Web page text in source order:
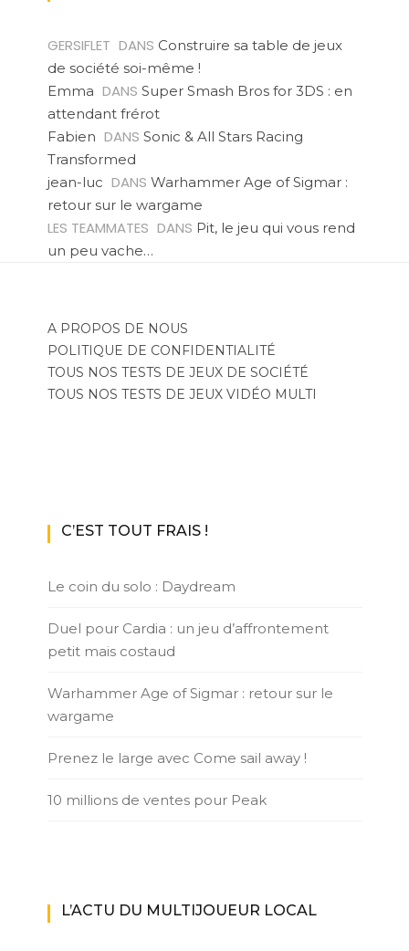
GERSIFLET DANS Construire sa table de jeux
de société soi-même !
Emma DANS Super Smash Bros for 3DS : en
attendant frérot
Fabien DANS Sonic & All Stars Racing
Transformed
jean-luc DANS Warhammer Age of Sigmar :
retour sur le wargame
LES TEAMMATES DANS Pit, le jeu qui vous rend
un peu vache…
A PROPOS DE NOUS
POLITIQUE DE CONFIDENTIALITÉ
TOUS NOS TESTS DE JEUX DE SOCIÉTÉ
TOUS NOS TESTS DE JEUX VIDÉO MULTI
C’EST TOUT FRAIS !
Le coin du solo : Daydream
Duel pour Cardia : un jeu d’affrontement
petit mais costaud
Warhammer Age of Sigmar : retour sur le
wargame
Prenez le large avec Come sail away !
10 millions de ventes pour Peak
L’ACTU DU MULTIJOUEUR LOCAL